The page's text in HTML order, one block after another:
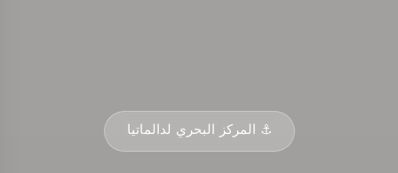
⚓ المركز البحري لدالماتيا